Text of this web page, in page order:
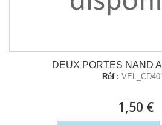
DEUX PORTES NAND
Réf :
1,50 €